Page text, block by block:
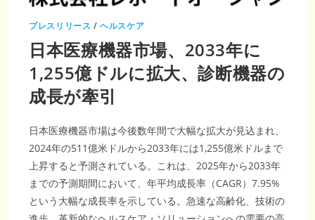
プレスリリース /ヘルスケア
日本医療機器市場、2033年に
1,255億ドルに拡大、診断機器の
成長が牽引
日本医療機器市場は今後数年間で大幅な拡大が見込まれ、
2024年の511億米ドルから2033年には1,255億米ドルまで
上昇すると予測されている。これは、2025年から2033年
までの予測期間において、年平均成長率（CAGR）7.95%
という大幅な成長率を示している。急速な高齢化、技術の